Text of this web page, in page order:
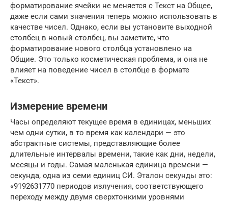
форматирование ячейки не меняется с Текст на Общее,
даже если сами значения теперь можно использовать в
качестве чисел. Однако, если вы установите выходной
столбец в новый столбец, вы заметите, что
форматирование нового столбца установлено на
Общие. Это только косметическая проблема, и она не
влияет на поведение чисел в столбце в формате
«Текст».
Измерение времени
Часы определяют текущее время в единицах, меньших
чем одни сутки, в то время как календари — это
абстрактные системы, представляющие более
длительные интервалы времени, такие как дни, недели,
месяцы и годы. Самая маленькая единица времени —
секунда, одна из семи единиц СИ. Эталон секунды это:
«9192631770 периодов излучения, соответствующего
переходу между двумя сверхтонкими уровнями